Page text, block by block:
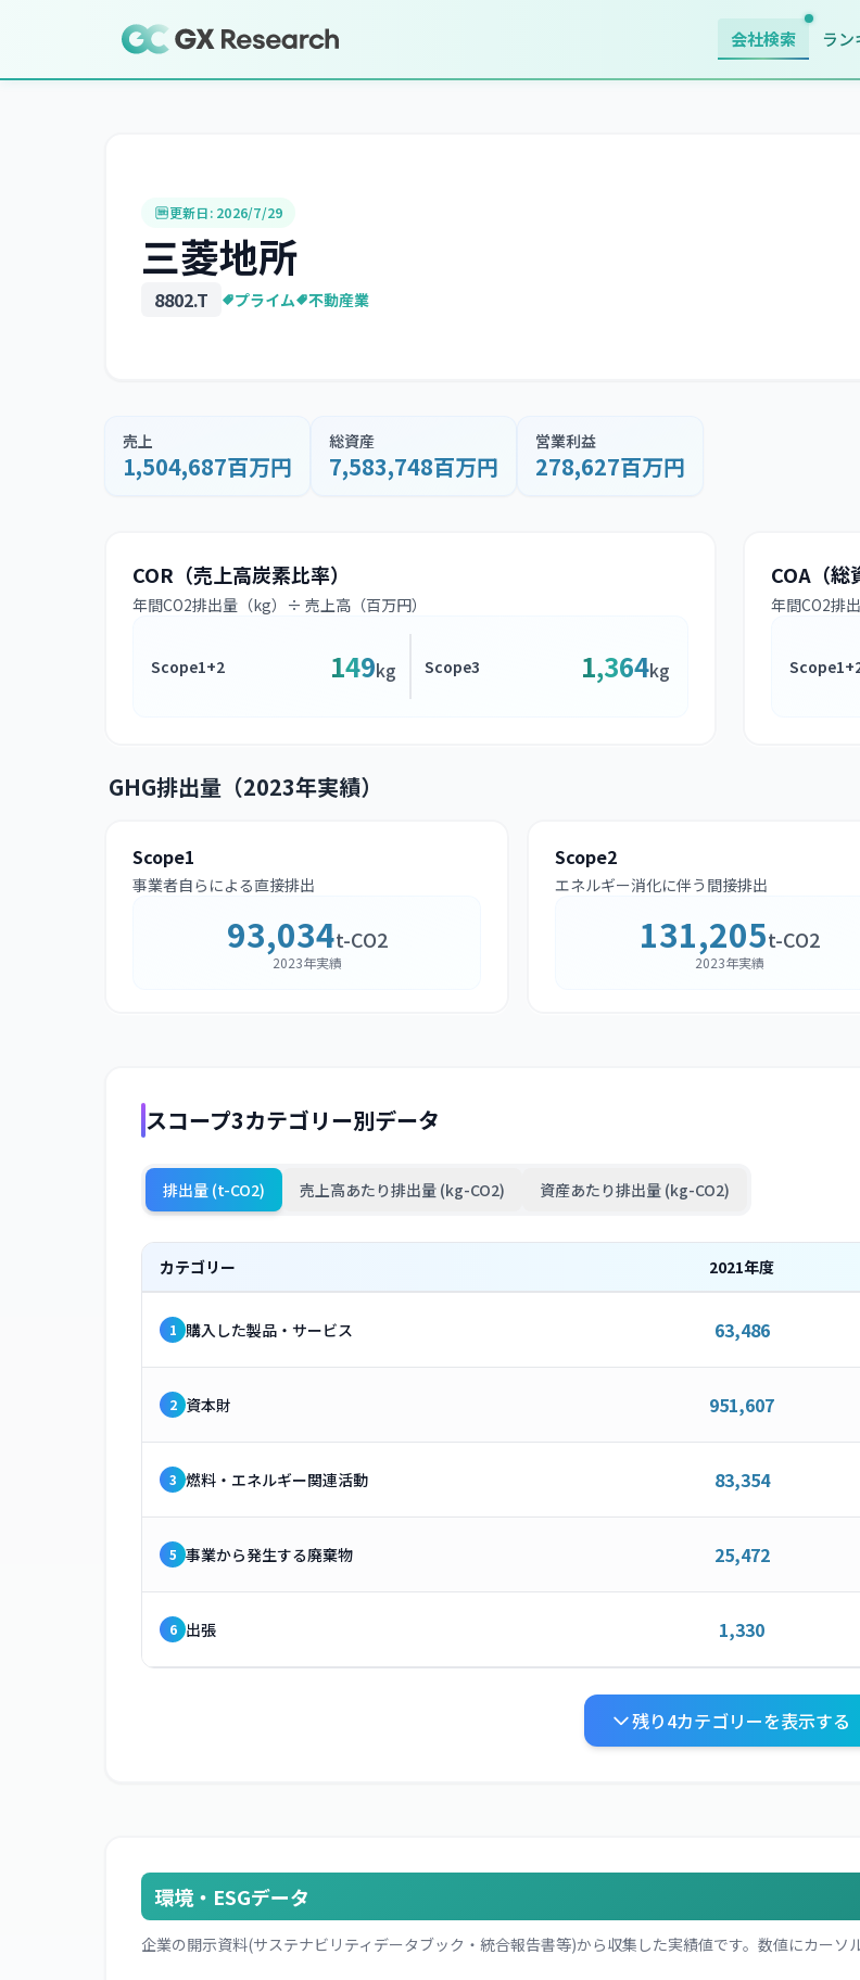
会社検索 ラ
更新日: 2026/7/29
三菱地所
8802.T プライム 不動産業
売上
1,504,687百万円
総資産
7,583,748百万円
営業利益
278,627百万円
COR（売上高炭素比率）
年間CO2排出量（kg）÷ 売上高（百万円）
Scope1+2 149kg Scope3 1,364kg
COA（総
年間CO2排
GHG排出量（2023年実績）
Scope1
事業者自らによる直接排出
93,034t-CO2
2023年実績
Scope2
エネルギー消化に伴う間接排出
131,205t-CO2
2023年実績
スコープ3カテゴリー別データ
排出量 (t-CO2) 売上高あたり排出量 (kg-CO2) 資産あたり排出量 (kg-CO2)
カテゴリー 2021年度
1 購入した製品・サービス 63,486
2 資本財 951,607
3 燃料・エネルギー関連活動 83,354
5 事業から発生する廃棄物 25,472
6 出張 1,330
残り4カテゴリーを表示する
環境・ESGデータ
企業の開示資料(サステナビリティデータブック・統合報告書等)から収集した実績値です。数値にカーソ